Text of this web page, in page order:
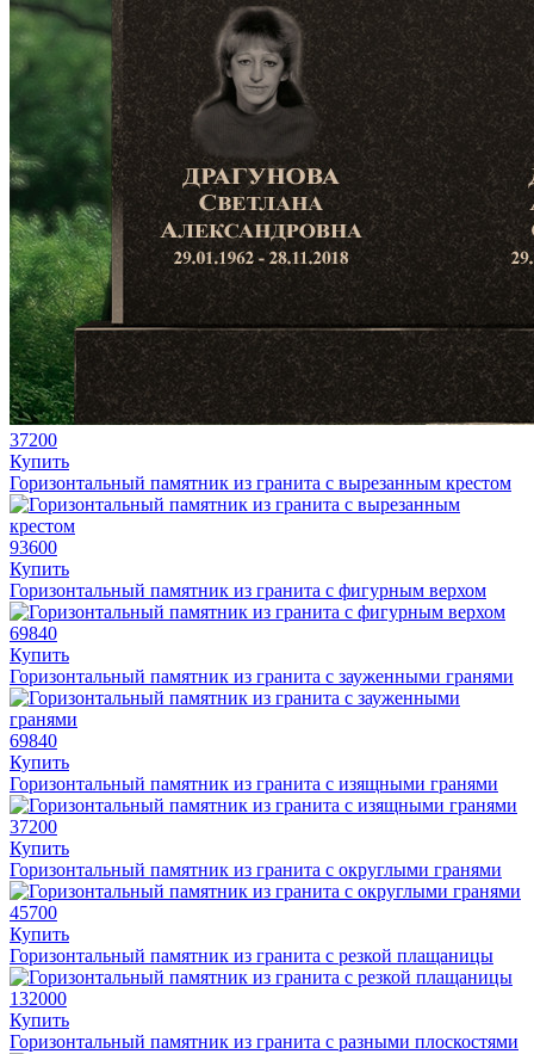
37200
Купить
Горизонтальный памятник из гранита с вырезанным крестом
93600
Купить
Горизонтальный памятник из гранита с фигурным верхом
69840
Купить
Горизонтальный памятник из гранита с зауженными гранями
69840
Купить
Горизонтальный памятник из гранита с изящными гранями
37200
Купить
Горизонтальный памятник из гранита с округлыми гранями
45700
Купить
Горизонтальный памятник из гранита с резкой плащаницы
132000
Купить
Горизонтальный памятник из гранита с разными плоскостями